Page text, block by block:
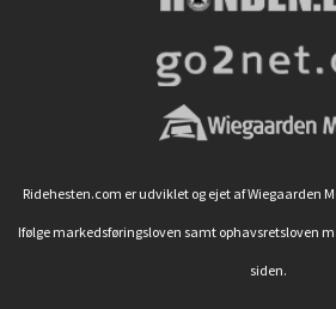
Ridehesten.com er udviklet og ejet af Wiegaarden
Ifølge markedsføringsloven samt ophavsretsloven
siden.